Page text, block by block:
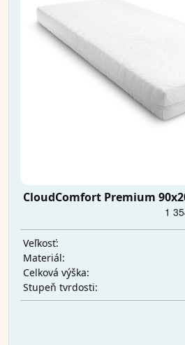
CloudComfort Premium
Veľkosť:
Materiál:
Celková výška:
Stupeň tvrdosti: